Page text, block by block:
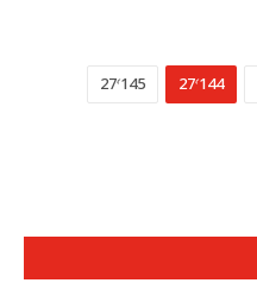
27٬144
27٬145